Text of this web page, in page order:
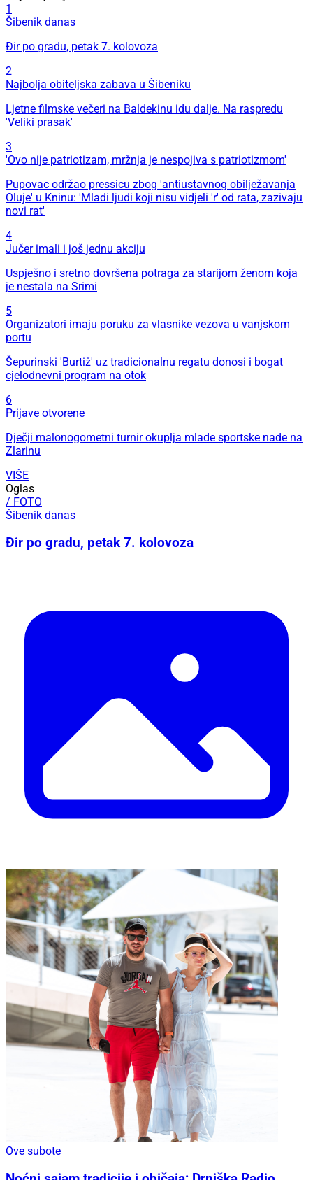
1
Šibenik danas
Đir po gradu, petak 7. kolovoza
2
Najbolja obiteljska zabava u Šibeniku
Ljetne filmske večeri na Baldekinu idu dalje. Na raspredu
'Veliki prasak'
3
'Ovo nije patriotizam, mržnja je nespojiva s patriotizmom'
Pupovac održao pressicu zbog 'antiustavnog obilježavanja
Oluje' u Kninu: 'Mladi ljudi koji nisu vidjeli 'r' od rata, zazivaju
novi rat'
4
Jučer imali i još jednu akciju
Uspješno i sretno dovršena potraga za starijom ženom koja
je nestala na Srimi
5
Organizatori imaju poruku za vlasnike vezova u vanjskom
portu
Šepurinski 'Burtiž' uz tradicionalnu regatu donosi i bogat
cjelodnevni program na otok
6
Prijave otvorene
Dječji malonogometni turnir okuplja mlade sportske nade na
Zlarinu
VIŠE
Oglas
/ FOTO
Šibenik danas
Đir po gradu, petak 7. kolovoza
Ove subote